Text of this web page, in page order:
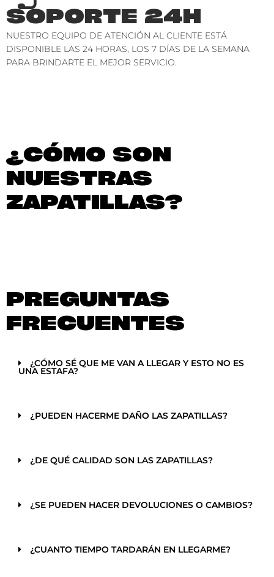
SOPORTE 24H
NUESTRO EQUIPO DE ATENCIÓN AL CLIENTE ESTÁ
DISPONIBLE LAS 24 HORAS, LOS 7 DÍAS DE LA SEMANA
PARA BRINDARTE EL MEJOR SERVICIO.
¿CÓMO SON
NUESTRAS
ZAPATILLAS?
PREGUNTAS
FRECUENTES
¿CÓMO SÉ QUE ME VAN A LLEGAR Y ESTO NO ES
UNA ESTAFA?
¿PUEDEN HACERME DAÑO LAS ZAPATILLAS?
¿DE QUÉ CALIDAD SON LAS ZAPATILLAS?
¿SE PUEDEN HACER DEVOLUCIONES O CAMBIOS?
¿CUANTO TIEMPO TARDARÁN EN LLEGARME?